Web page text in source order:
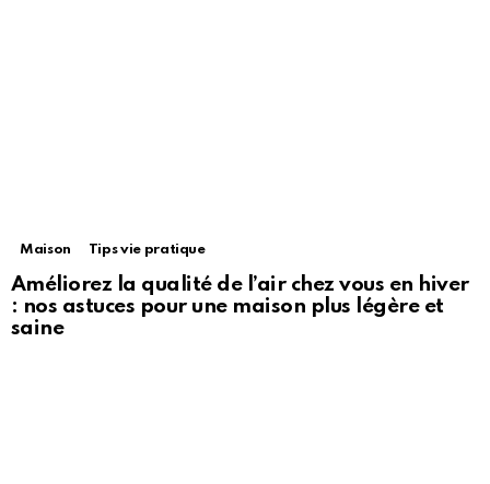
Maison Tips vie pratique
Améliorez la qualité de l’air chez vous en hiver
: nos astuces pour une maison plus légère et
saine